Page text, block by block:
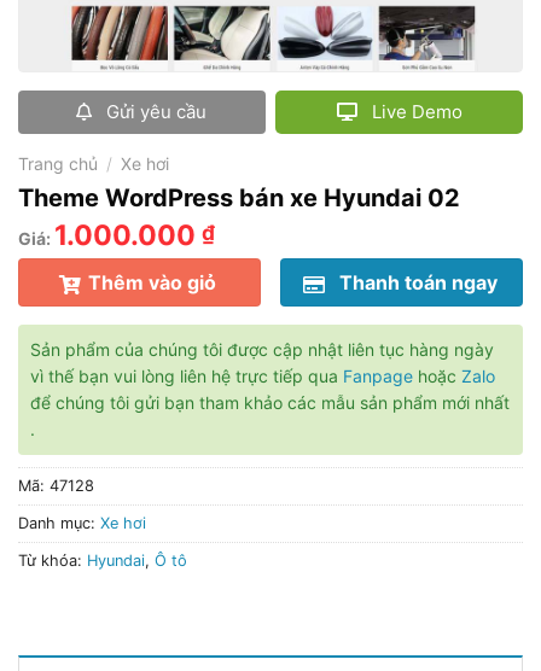
Gửi yêu cầu Live Demo
Trang chủ / Xe hơi
Theme WordPress bán xe Hyundai 02
Giá: 1.000.000 ₫
Thêm vào giỏ Thanh toán ngay
Sản phẩm của chúng tôi được cập nhật liên tục hàng ngày
vì thế bạn vui lòng liên hệ trực tiếp qua Fanpage hoặc Zalo
để chúng tôi gửi bạn tham khảo các mẫu sản phẩm mới nhất
.
Mã: 47128
Danh mục: Xe hơi
Từ khóa: Hyundai, Ô tô